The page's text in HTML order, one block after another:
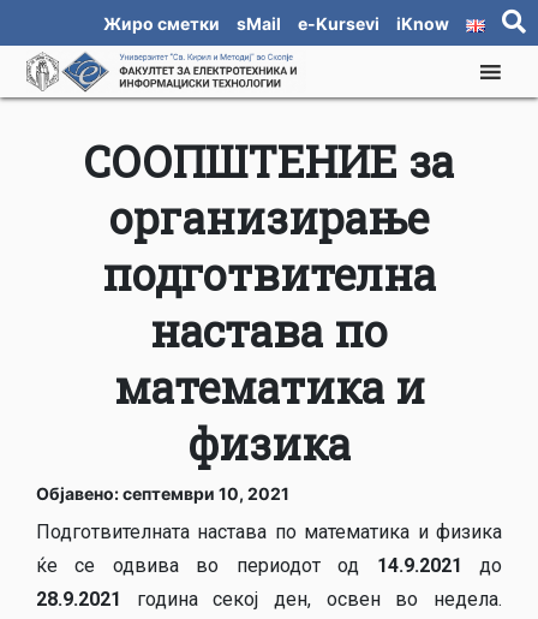
Жиро сметки sMail e-Kursevi iKnow
СООПШТЕНИЕ за
организирање
подготвителна
настава по
математика и
физика
Објавено: септември 10, 2021
Подготвителната настава по математика и физика
ќе се одвива во периодот од 14.9.2021 до
28.9.2021
година секој ден, освен во недела.